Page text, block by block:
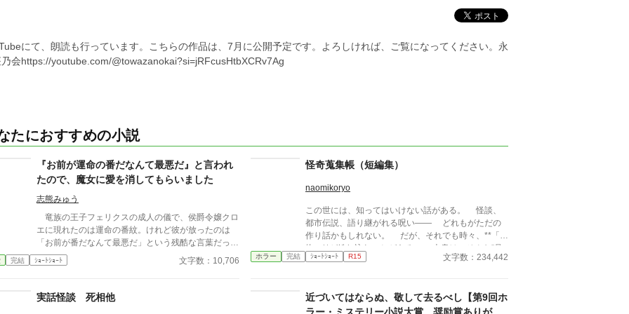
にて、朗読も行っています。こちらの作品は、7月に公開予定です。よろしければ、ご覧になってください。永
乃会https://youtube.com/@towazanokai?si=jRFcusHtbXCRv7Ag
たにおすすめの小説
『お前が運命の番だなんて最悪だ』と言われ
たので、魔女に愛を消してもらいました
志熊みゅう
竜族の王子フェリクスの成人の儀で、侯爵令嬢クロ
エに現れたのは運命の番紋。けれど彼が放ったのは
「お前が番だなんて最悪だ」という残酷な言葉だっ
た。 異母妹ばかりを愛する王子、家族に疎まれる
日々に耐えきれなくなったクロエは、半地下に住む魔
嫉妬も失い、辺境で静かに生き直そうとした彼女のも
完結 ｼｮｰﾄｼｮｰﾄ 文字数：10,706
怪奇蒐集帳（短編集）
naomikoryo
この世には、知ってはいけない話がある。 怪談、
都市伝説、語り継がれる呪い—— どれもがただの
作り話かもしれない。 だが、それでも時々、**「本
物」**が紛れ込むことがある。 本書は、そんな“見
つけてしまった”怪異を集めた一冊である。 最後の
ホラー 完結 ｼｮｰﾄｼｮｰﾄ R15 文字数：234,442
実話怪談 死相他
近づいてはならぬ、敬して去るべし【第9回ホ